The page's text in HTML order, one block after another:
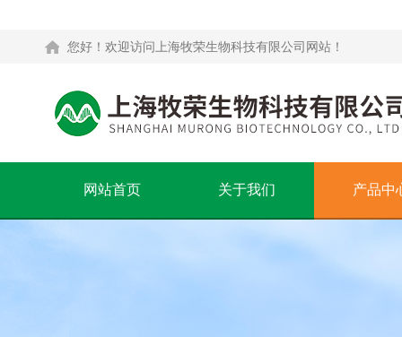
您好！欢迎访问上海牧荣生物科技有限公司网站！
网站首页 关于我们 产品中